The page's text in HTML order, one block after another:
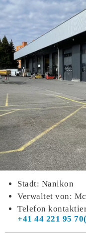
Stadt: Nanikon
Verwaltet von:
Telefon
+41 44 221 95 70